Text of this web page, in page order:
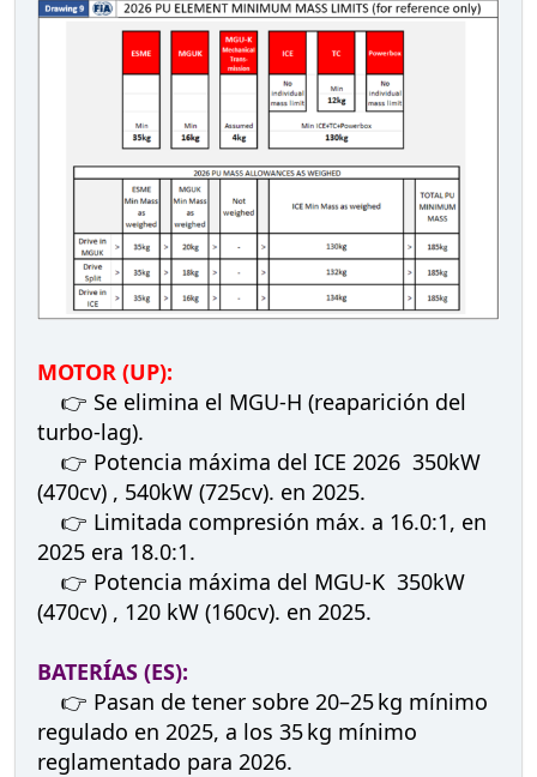
MOTOR (UP):
👉 Se elimina el MGU-H (reaparición del
turbo-lag).
👉 Potencia máxima del ICE 2026 350kW
(470cv) , 540kW (725cv). en 2025.
👉 Limitada compresión máx. a 16.0:1, en
2025 era 18.0:1.
👉 Potencia máxima del MGU-K 350kW
(470cv) , 120 kW (160cv). en 2025.
BATERÍAS (ES):
👉 Pasan de tener sobre 20–25 kg mínimo
regulado en 2025, a los 35 kg mínimo
reglamentado para 2026.